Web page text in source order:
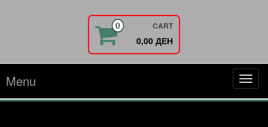
0 CART
0,00 ДЕН
Menu